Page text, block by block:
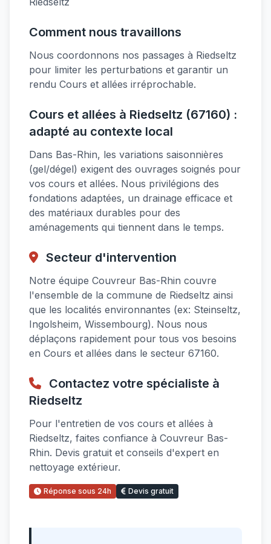
Comment nous travaillons
Nous coordonnons nos passages à Riedseltz
pour limiter les perturbations et garantir un
rendu Cours et allées irréprochable.
Cours et allées à Riedseltz (67160) :
adapté au contexte local
Dans Bas-Rhin, les variations saisonnières
(gel/dégel) exigent des ouvrages soignés pour
vos cours et allées. Nous privilégions des
fondations adaptées, un drainage efficace et
des matériaux durables pour des
aménagements qui tiennent dans le temps.
Secteur d'intervention
Notre équipe Couvreur Bas-Rhin couvre
l'ensemble de la commune de Riedseltz ainsi
que les localités environnantes (ex: Steinseltz,
Ingolsheim, Wissembourg). Nous nous
déplaçons rapidement pour tous vos besoins
en Cours et allées dans le secteur 67160.
Contactez votre spécialiste à
Riedseltz
Pour l'entretien de vos cours et allées à
Riedseltz, faites confiance à Couvreur Bas-
Rhin. Devis gratuit et conseils d'expert en
nettoyage extérieur.
Réponse sous 24h Devis gratuit